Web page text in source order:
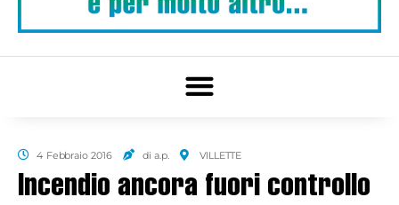
4 Febbraio 2016 di a.p. VILLETTE
Incendio ancora fuori controllo